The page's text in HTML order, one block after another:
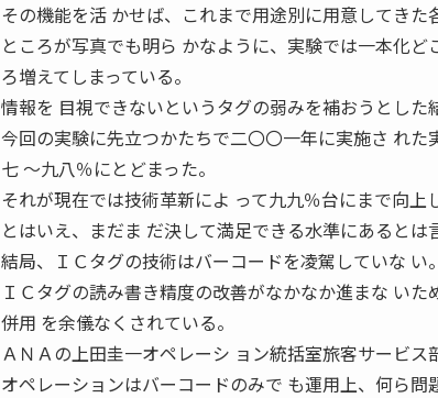
その機能を活 かせば、これまで用途別に用意してきた
ところが写真でも明ら かなように、実験では一本化
ろ増えてしまっている。
情報を 目視できないというタグの弱みを補おうとした
今回の実験に先立つかたちで二〇〇一年に実施さ れ
七 〜九八％にとどまった。
それが現在では技術革新によ って九九％台にまで向上
とはいえ、まだま だ決して満足できる水準にあるとは
結局、ＩＣタグの技術はバーコードを凌駕していな い。
ＩＣタグの読み書き精度の改善がなかなか進まな い
併用 を余儀なくされている。
ＡＮＡの上田圭一オペレーシ ョン統括室旅客サービ
オペレーションはバーコードのみで も運用上、何ら問